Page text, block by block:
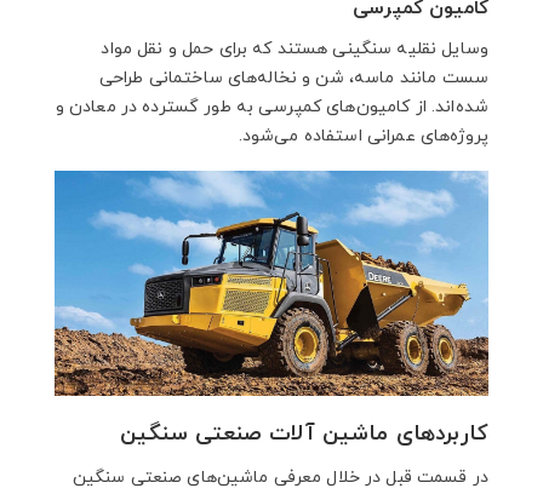
کامیون کمپرسی
وسایل نقلیه سنگینی هستند که برای حمل و نقل مواد
سست مانند ماسه، شن و نخاله‌های ساختمانی طراحی
شده‌اند. از کامیون‌های کمپرسی به طور گسترده در معادن و
پروژه‌های عمرانی استفاده می‌شود.
کاربردهای ماشین‌ آلات صنعتی سنگین
در قسمت قبل در خلال معرفی ماشین‌های صنعتی سنگین